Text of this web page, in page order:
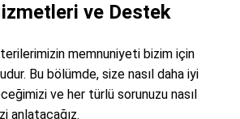
ve Destek
memnuniyeti bizim için
Bu bölümde, size nasıl daha iyi
ve her türlü sorunuzu nasıl
anlatacağız.